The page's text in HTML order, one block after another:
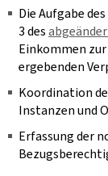
Die Aufgabe
3 des
Einkommen
ergebenden
Koordination
Instanzen und
Erfassung der